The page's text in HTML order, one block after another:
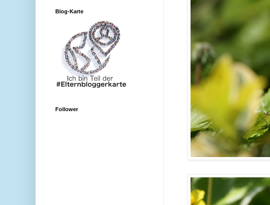
Blog-Karte
Follower